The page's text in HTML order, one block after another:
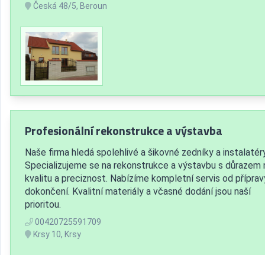
Česká 48/5, Beroun
Profesionální rekonstrukce a výstavba
Naše firma hledá spolehlivé a šikovné zedníky a
Specializujeme se na rekonstrukce a výstavbu s důrazem
kvalitu a preciznost. Nabízíme kompletní servis od
dokončení. Kvalitní materiály a včasné dodání jsou naší
prioritou.
00420725591709
Krsy 10, Krsy